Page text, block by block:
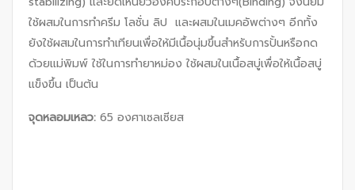
ใช้ผสมในการทำครีม โลชั่น ลิป และผสมในเมคอัพต่างๆ อีกทั้ง
ยังใช้ผสมในการทำเทียนเพื่อให้มีเนื้อนุ่มขึ้นสำหรับการปั้นหรือกด
ด้วยแม่พิมพ์ ใช้ในการทำยาหม่อง ใช้ผสมในเนื้อสบู่เพื่อให้เนื้อสบู่
แข็งขึ้น เป็นต้น
จุดหลอมเหลว: 65 องศาเซลเซียส